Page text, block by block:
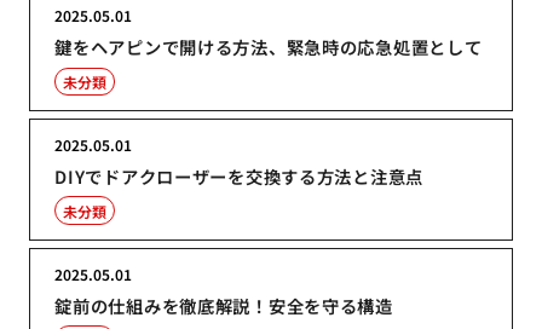
鍵をヘアピンで開ける方法、緊急時の応急処置として
2025.05.01
未分類
DIYでドアクローザーを交換する方法と注意点
2025.05.01
未分類
錠前の仕組みを徹底解説！安全を守る構造
2025.05.01